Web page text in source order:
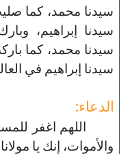
سيدنا محمد، كما
سيدنا إبراهيم،
سيدنا محمد، كما
سيدنا إبراهيم في
الدعاء:
اللهم اغفر
والأموات، إنك يا